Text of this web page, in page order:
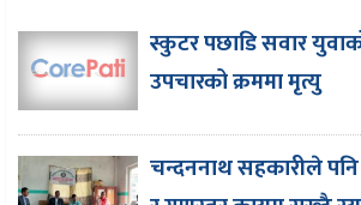
स्कुटर पछाडि सवार
उपचारको क्रममा मृत्यु
चन्दननाथ सहकारीले